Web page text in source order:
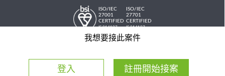
我想要接此案件
登入 註冊開始接案
ISO/IEC
27001
CERTIFIED
IS 814197
ISO/IEC
27701
CERTIFIED
IS 814197
© 2026 PRO36O. All rights reserved.